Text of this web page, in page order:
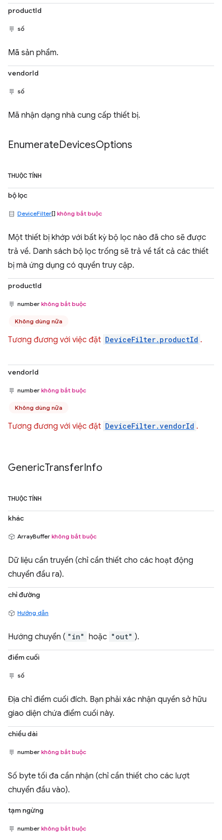
productId
số
Mã sản phẩm.
vendorId
số
Mã nhận dạng nhà cung cấp thiết bị.
EnumerateDevicesOptions
THUỘC TÍNH
bộ lọc
DeviceFilter[] không bắt buộc
Một thiết bị khớp với bất kỳ bộ lọc nào đã cho sẽ được
trả về. Danh sách bộ lọc trống sẽ trả về tất cả các thiết
bị mà ứng dụng có quyền truy cập.
productId
number không bắt buộc
Không dùng nữa
Tương đương với việc đặt DeviceFilter.productId .
vendorId
number không bắt buộc
Không dùng nữa
Tương đương với việc đặt DeviceFilter.vendorId .
GenericTransferInfo
THUỘC TÍNH
khác
ArrayBuffer không bắt buộc
Dữ liệu cần truyền (chỉ cần thiết cho các hoạt động
chuyển đầu ra).
chỉ đường
Hướng dẫn
Hướng chuyển ( "in" hoặc "out" ).
điểm cuối
số
Địa chỉ điểm cuối đích. Bạn phải xác nhận quyền sở hữu
giao diện chứa điểm cuối này.
chiều dài
number không bắt buộc
Số byte tối đa cần nhận (chỉ cần thiết cho các lượt
chuyển đầu vào).
tạm ngừng
number không bắt buộc